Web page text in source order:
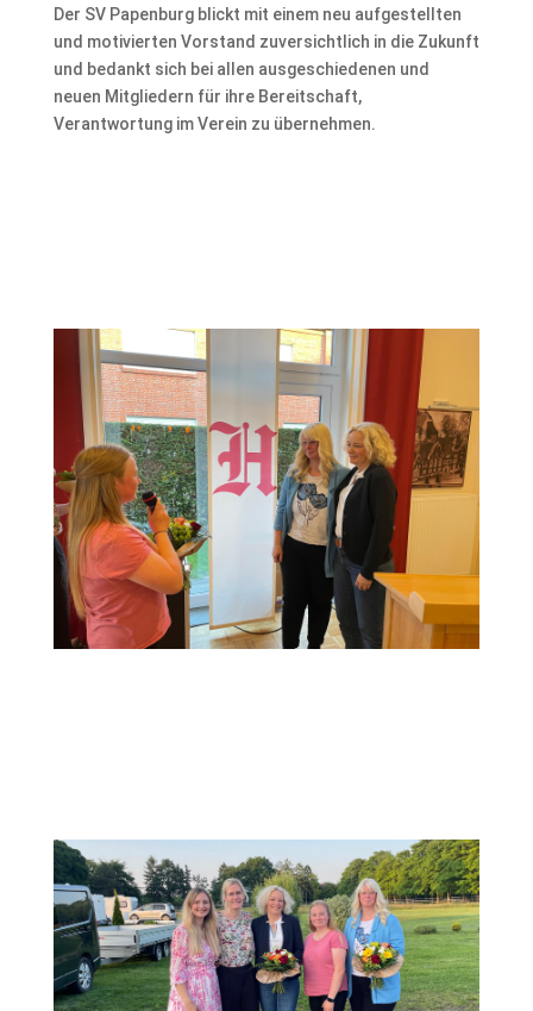
Der SV Papenburg blickt mit einem neu aufgestellten
und motivierten Vorstand zuversichtlich in die Zukunft
und bedankt sich bei allen ausgeschiedenen und
neuen Mitgliedern für ihre Bereitschaft,
Verantwortung im Verein zu übernehmen.